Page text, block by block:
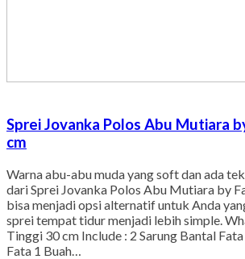
Sprei Jovanka Polos Abu Mutiara
cm
Warna abu-abu muda yang soft dan ada
dari Sprei Jovanka Polos Abu Mutiara by
bisa menjadi opsi alternatif untuk Anda
sprei tempat tidur menjadi lebih simple.
Tinggi 30 cm Include : 2 Sarung Bantal
Fata 1 Buah…